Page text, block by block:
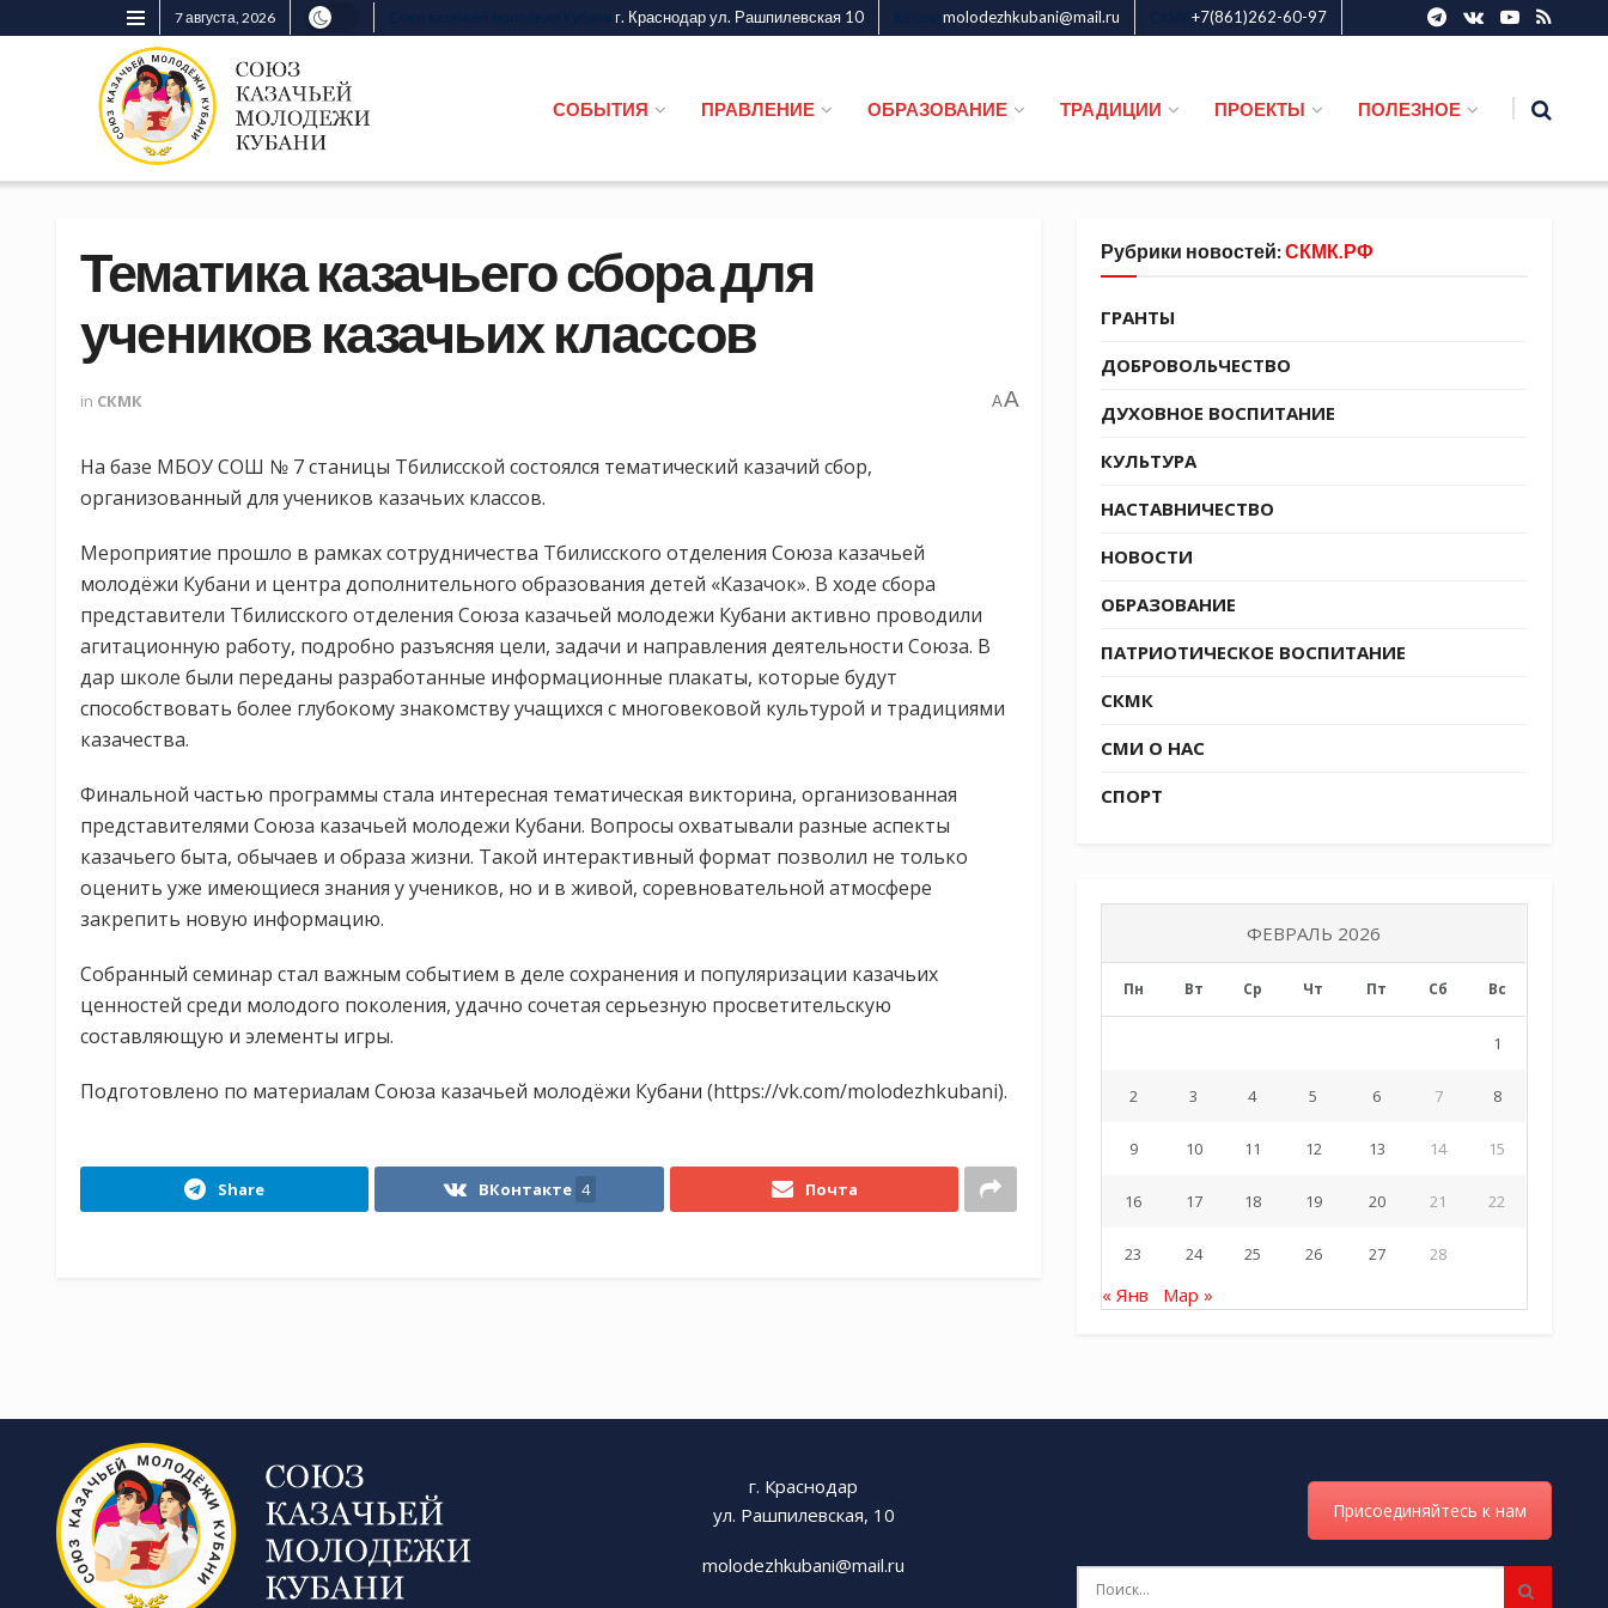
7 августа, 2026 г. Краснодар ул. Рашпилевская 10 molodezhkubani@mail.ru +7(861)262-60-97
СОБЫТИЯ ПРАВЛЕНИЕ ОБРАЗОВАНИЕ ТРАДИЦИИ ПРОЕКТЫ ПОЛЕЗНОЕ
Тематика казачьего сбора для
учеников казачьих классов
in СКМК AA
На базе МБОУ СОШ № 7 станицы Тбилисской состоялся тематический казачий сбор,
организованный для учеников казачьих классов.
Мероприятие прошло в рамках сотрудничества Тбилисского отделения Союза казачьей
молодёжи Кубани и центра дополнительного образования детей «Казачок». В ходе сбора
представители Тбилисского отделения Союза казачьей молодежи Кубани активно проводили
агитационную работу, подробно разъясняя цели, задачи и направления деятельности Союза. В
дар школе были переданы разработанные информационные плакаты, которые будут
способствовать более глубокому знакомству учащихся с многовековой культурой и традициями
казачества.
Финальной частью программы стала интересная тематическая викторина, организованная
представителями Союза казачьей молодежи Кубани. Вопросы охватывали разные аспекты
казачьего быта, обычаев и образа жизни. Такой интерактивный формат позволил не только
оценить уже имеющиеся знания у учеников, но и в живой, соревновательной атмосфере
закрепить новую информацию.
Собранный семинар стал важным событием в деле сохранения и популяризации казачьих
ценностей среди молодого поколения, удачно сочетая серьезную просветительскую
составляющую и элементы игры.
Подготовлено по материалам Союза казачьей молодёжи Кубани (https://vk.com/molodezhkubani).
Share ВКонтакте 4 Почта
Рубрики новостей:СКМК.РФ
ГРАНТЫ
ДОБРОВОЛЬЧЕСТВО
ДУХОВНОЕ ВОСПИТАНИЕ
КУЛЬТУРА
НАСТАВНИЧЕСТВО
НОВОСТИ
ОБРАЗОВАНИЕ
ПАТРИОТИЧЕСКОЕ ВОСПИТАНИЕ
СКМК
СМИ О НАС
СПОРТ
ФЕВРАЛЬ 2026
Пн Вт Ср Чт Пт Сб Вс
1
2 3 4 5 6 7 8
9 10 11 12 13 14 15
16 17 18 19 20 21 22
23 24 25 26 27 28
« Янв Мар »
г. Краснодар
ул. Рашпилевская, 10
molodezhkubani@mail.ru
Присоединяйтесь к нам